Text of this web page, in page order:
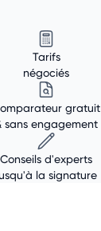
Tarifs
négociés
gratuit
sans engagement
Conseils d'experts
la signature